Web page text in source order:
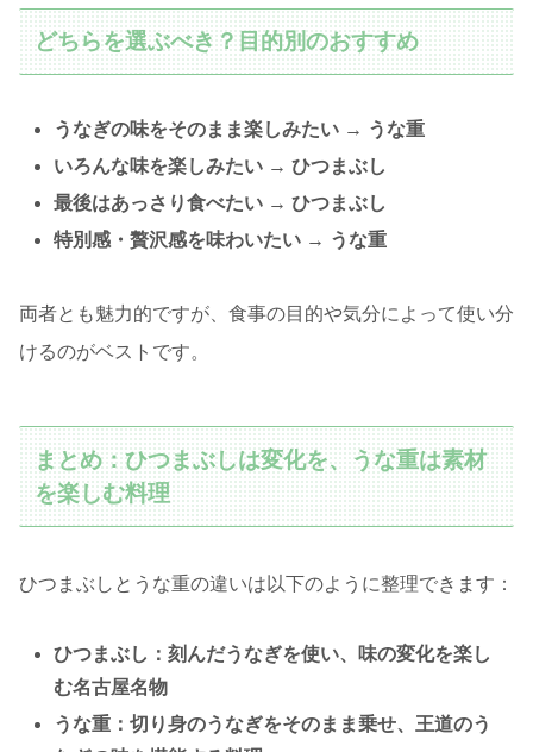
どちらを選ぶべき？目的別のおすすめ
うなぎの味をそのまま楽しみたい → うな重
いろんな味を楽しみたい → ひつまぶし
最後はあっさり食べたい → ひつまぶし
特別感・贅沢感を味わいたい → うな重
両者とも魅力的ですが、食事の目的や気分によって使い分
けるのがベストです。
まとめ：ひつまぶしは変化を、うな重は素材
を楽しむ料理
ひつまぶしとうな重の違いは以下のように整理できます：
ひつまぶし：刻んだうなぎを使い、味の変化を楽し
む名古屋名物
うな重：切り身のうなぎをそのまま乗せ、王道のう